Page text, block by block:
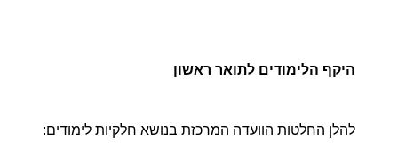
היקף הלימודים לתואר ראשון
להלן החלטות הוועדה המרכזת בנושא חלקיות לימודים: